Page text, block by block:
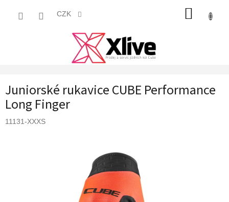
CZK
Juniorské rukavice CUBE Performance
Long Finger
11131-XXXS